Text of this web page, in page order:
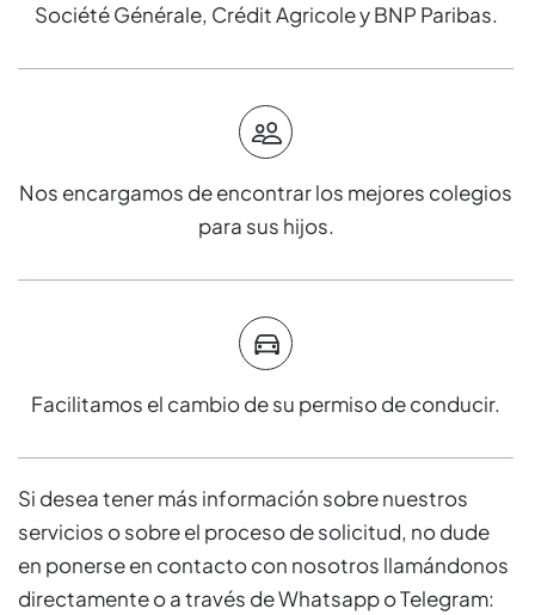
Société Générale, Crédit Agricole y BNP Paribas.
Nos encargamos de encontrar los mejores colegios
para sus hijos.
Facilitamos el cambio de su permiso de conducir.
Si desea tener más información sobre nuestros
servicios o sobre el proceso de solicitud, no dude
en ponerse en contacto con nosotros llamándonos
directamente o a través de Whatsapp o Telegram: